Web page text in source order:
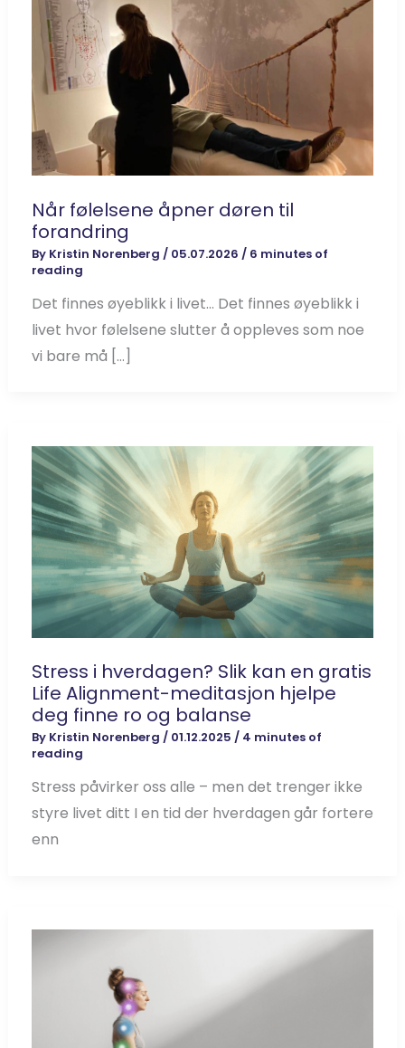
Når følelsene åpner døren til
forandring
By Kristin Norenberg / 05.07.2026 / 6 minutes of
reading
Det finnes øyeblikk i livet… Det finnes øyeblikk i
livet hvor følelsene slutter å oppleves som noe
vi bare må […]
Stress i hverdagen? Slik kan en gratis
Life Alignment-meditasjon hjelpe
deg finne ro og balanse
By Kristin Norenberg / 01.12.2025 / 4 minutes of
reading
Stress påvirker oss alle – men det trenger ikke
styre livet ditt I en tid der hverdagen går fortere
enn